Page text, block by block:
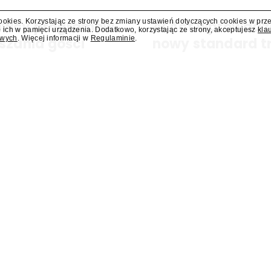
programów
gości
AI Act
Korzystając ze strony bez zmiany ustawień dotyczących cookies w
w pamięci urządzenia. Dodatkowo, korzystając ze strony, akceptujesz
. Więcej informacji w Regulaminie.